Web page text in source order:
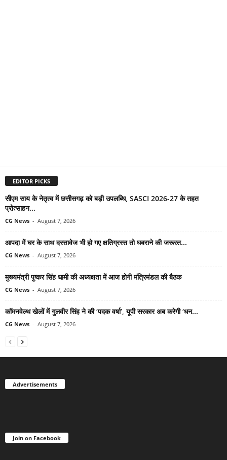
EDITOR PICKS
सीएम साय के नेतृत्व में छत्तीसगढ़ को बड़ी उपलब्धि, SASCI 2026-27 के तहत
प्रोत्साहन...
CG News - August 7, 2026
आपदा में घर के साथ दस्तावेज भी हो गए क्षतिग्रस्त तो घबराने की जरूरत...
CG News - August 7, 2026
मुख्यमंत्री पुष्कर सिंह धामी की अध्यक्षता में आज होगी मंत्रिमंडल की बैठक
CG News - August 7, 2026
कॉमनवेल्थ खेलों में गुलवीर सिंह ने की ‘पदक वर्षा’, यूपी सरकार अब करेगी ‘धन...
CG News - August 7, 2026
Advertisements
Join on Facebook